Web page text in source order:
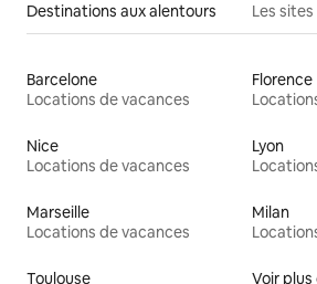
Destinations aux alentours Les
Barcelone
Locations de vacances
Florence
Nice
Locations de vacances
Lyon
Marseille
Locations de vacances
Milan
Toulouse
Voir